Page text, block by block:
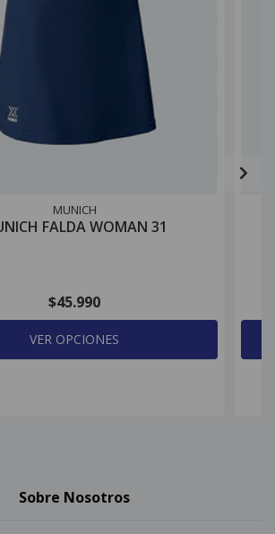
MUNICH
FALDA WOMAN 31
$45.990
VER OPCIONES
Sobre Nosotros